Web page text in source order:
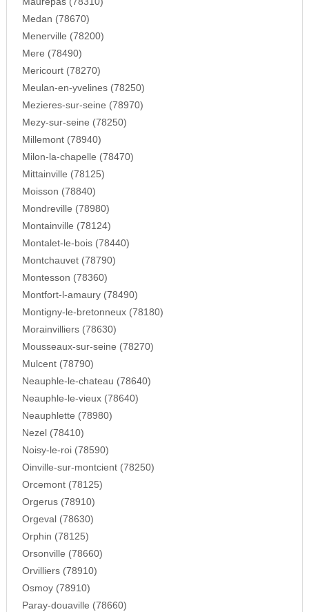
Medan (78670)
Menerville (78200)
Mere (78490)
Mericourt (78270)
Meulan-en-yvelines (78250)
Mezieres-sur-seine (78970)
Mezy-sur-seine (78250)
Millemont (78940)
Milon-la-chapelle (78470)
Mittainville (78125)
Moisson (78840)
Mondreville (78980)
Montainville (78124)
Montalet-le-bois (78440)
Montchauvet (78790)
Montesson (78360)
Montfort-l-amaury (78490)
Montigny-le-bretonneux (78180)
Morainvilliers (78630)
Mousseaux-sur-seine (78270)
Mulcent (78790)
Neauphle-le-chateau (78640)
Neauphle-le-vieux (78640)
Neauphlette (78980)
Nezel (78410)
Noisy-le-roi (78590)
Oinville-sur-montcient (78250)
Orcemont (78125)
Orgerus (78910)
Orgeval (78630)
Orphin (78125)
Orsonville (78660)
Orvilliers (78910)
Osmoy (78910)
Paray-douaville (78660)